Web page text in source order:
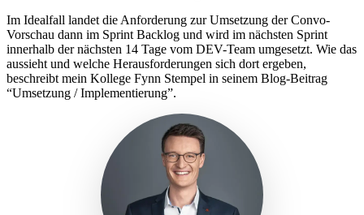
Im Idealfall landet die Anforderung zur Umsetzung der Convo-
Vorschau dann im Sprint Backlog und wird im nächsten Sprint
innerhalb der nächsten 14 Tage vom DEV-Team umgesetzt. Wie das
aussieht und welche Herausforderungen sich dort ergeben,
beschreibt mein Kollege Fynn Stempel in seinem Blog-Beitrag
“Umsetzung / Implementierung”.